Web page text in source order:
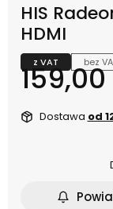
HIS
HDMI
z VAT bez
Cena
159,00
Dostawa od